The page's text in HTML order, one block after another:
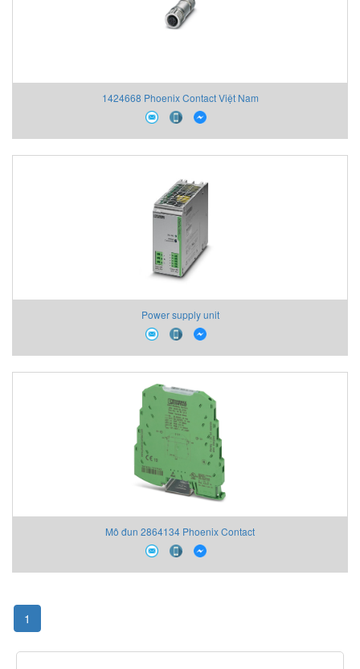
1424668 Phoenix Contact Việt Nam
Power supply unit
Mô đun 2864134 Phoenix Contact
1